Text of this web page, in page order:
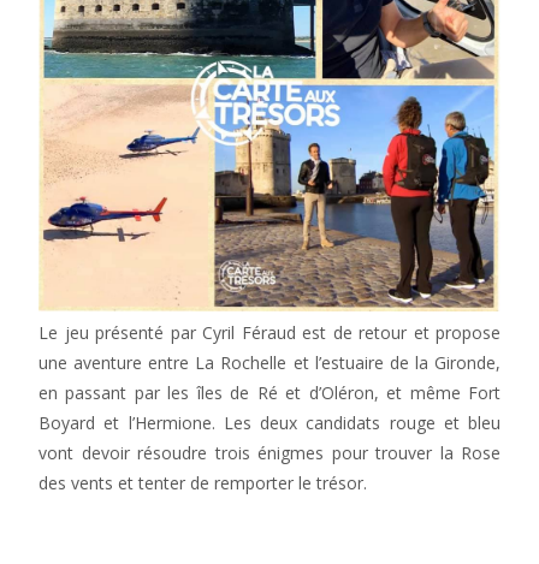
Le jeu présenté par Cyril Féraud est de retour et propose
une aventure entre La Rochelle et l’estuaire de la Gironde,
en passant par les îles de Ré et d’Oléron, et même Fort
Boyard et l’Hermione. Les deux candidats rouge et bleu
vont devoir résoudre trois énigmes pour trouver la Rose
des vents et tenter de remporter le trésor.